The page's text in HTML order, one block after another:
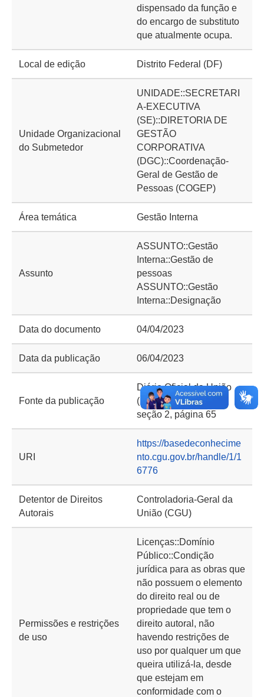
dispensado da função e
do encargo de substituto
que atualmente ocupa.
Local de edição Distrito Federal (DF)
Unidade Organizacional
do Submetedor
UNIDADE::SECRETARI
A-EXECUTIVA
(SE)::DIRETORIA DE
GESTÃO
CORPORATIVA
(DGC)::Coordenação-
Geral de Gestão de
Pessoas (COGEP)
Área temática Gestão Interna
Assunto
ASSUNTO::Gestão
Interna::Gestão de
pessoas
ASSUNTO::Gestão
Interna::Designação
Data do documento 04/04/2023
Data da publicação 06/04/2023
Fonte da publicação
Diário Oficial da União
(DOU) de 06/04/2023,
seção 2, página 65
URI
https://basedeconhecime
nto.cgu.gov.br/handle/1/1
6776
Detentor de Direitos
Autorais
Controladoria-Geral da
União (CGU)
Permissões e restrições
de uso
Licenças::Domínio
Público::Condição
jurídica para as obras que
não possuem o elemento
do direito real ou de
propriedade que tem o
direito autoral, não
havendo restrições de
uso por qualquer um que
queira utilizá-la, desde
que estejam em
conformidade com o